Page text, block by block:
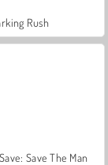
Rush
Save The Man